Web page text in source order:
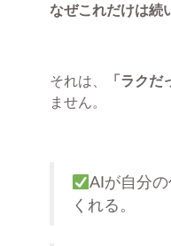
なぜこれだけは続
それは、 「ラク
ません。
AIが自分
くれる。